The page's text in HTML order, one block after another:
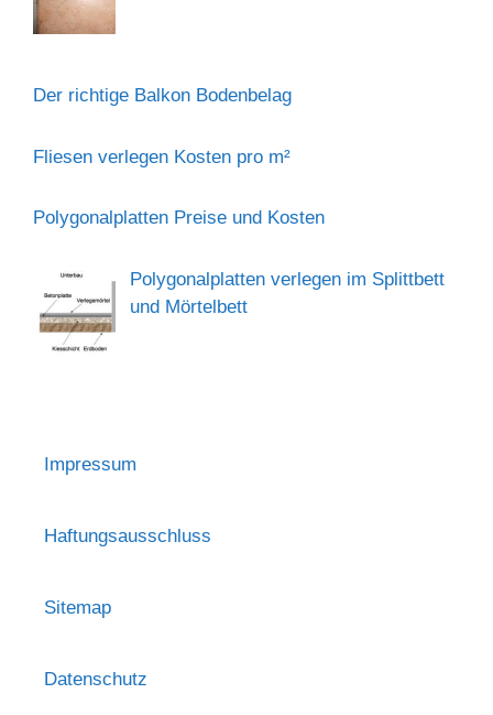
Der richtige Balkon Bodenbelag
Fliesen verlegen Kosten pro m²
Polygonalplatten Preise und Kosten
Polygonalplatten verlegen im Splittbett
und Mörtelbett
Impressum
Haftungsausschluss
Sitemap
Datenschutz